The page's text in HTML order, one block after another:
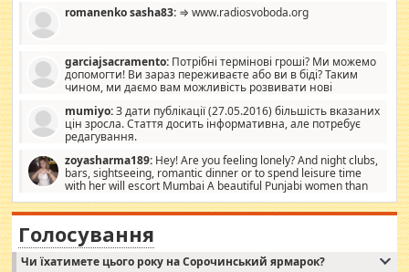
romanenko sasha83: ⇒ www.radiosvoboda.org
garciajsacramento: Потрібні термінові гроші? Ми можемо
допомогти! Ви зараз переживаєте або ви в біді? Таким
чином, ми даємо вам можливість розвивати нові
допомагати людям, які намагаються дати їм шанс. Кожен
заслуговує на другий шанс, і, оскільки влада не зможе, вони
повинні приймати від інших. Для нас нема багато суми, і зрілість
витрат, а тільки узгоджених сум і нічого іншого. Не чекайте і не
коментуйте цей пост. Введіть суму, яку ви хочете подати, і ми
зв'яжемося з вами з усіма варіантами. зв'яжіться з нами
сьогодні на garciajsacramento@gmail.com Вам потрібні термінові
гроші? Ми можемо допомогти!
mumiyo:З дати публікації (27.05.2016) більшість вказаних
цін зросла. Стаття досить інформативна, але потребує
редагування.
zoyasharma189: Hey! Are you feeling lonely? And night clubs,
bars, sightseeing, romantic dinner or to spend leisure time
with her will escort Mumbai A beautiful Punjabi women than
sexy escort companion in arms that you guys feel like 5 star luxury
hotel had to spend the night in their search for loved solitaire free
woman "Love Solitaire" beautiful figure and shapely body shapes.
Independent escort in Mumbai, truthful, friendly and cheerful girl.
WhatsApp via an easily can see the latest pictures of her body and the
Голосування
Чи їхатимете цього року на Сорочинський ярмарок?